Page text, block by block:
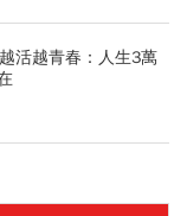
活越青春：人生3萬